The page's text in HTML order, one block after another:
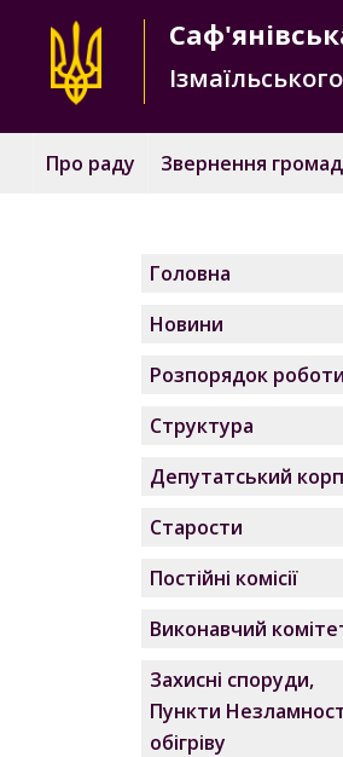
Про раду Звернення
Головна
Новини
Розпорядок роботи
Структура
Депутатський
Старости
Постійні комісії
Виконавчий
Захисні споруди,
Пункти
обігріву